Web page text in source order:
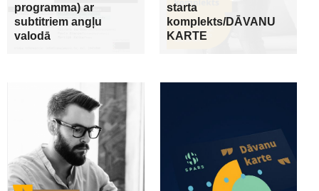
programma) ar
subtitriem angļu
valodā
starta
komplekts/DĀVANU
KARTE